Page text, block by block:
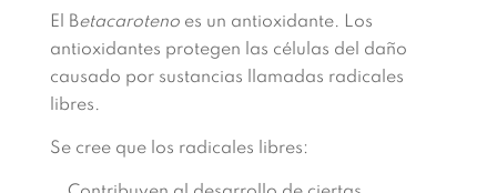
El Betacarotenoes un antioxidante. Los
antioxidantes protegen las células del daño
causado por sustancias llamadas radicales
libres.
Se cree que los radicales libres: